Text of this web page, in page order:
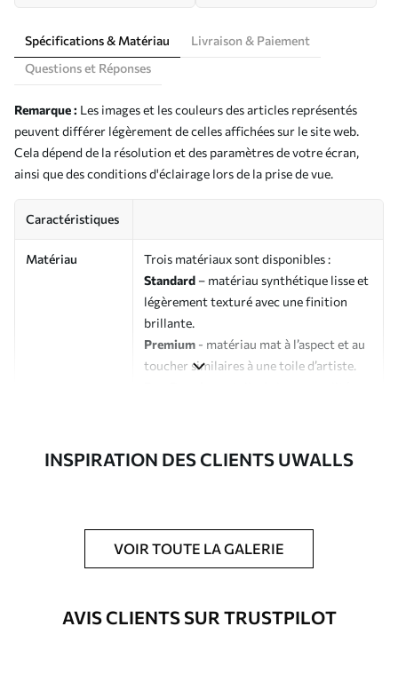
Spécifications & Matériau
Livraison & Paiement
Questions et Réponses
Remarque : Les images et les couleurs des articles représentés
peuvent différer légèrement de celles affichées sur le site web.
Cela dépend de la résolution et des paramètres de votre écran,
ainsi que des conditions d'éclairage lors de la prise de vue.
Caractéristiques
Matériau
Trois matériaux sont disponibles :
Standard – matériau synthétique lisse et
légèrement texturé avec une finition
brillante.
Premium - matériau mat à l’aspect et au
toucher similaires à une toile d’artiste.
Possibilité d'ajouter un vernis
protecteur pour renforcer la durabilité
du tableau.
Matériaux disponibles
INSPIRATION DES CLIENTS UWALLS
VOIR TOUTE LA GALERIE
AVIS CLIENTS SUR TRUSTPILOT